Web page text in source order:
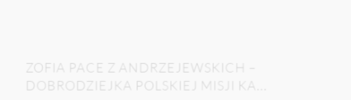
ZOFIA PACE Z ANDRZEJEWSKICH –
DOBRODZIEJKA POLSKIEJ MISJI KA...